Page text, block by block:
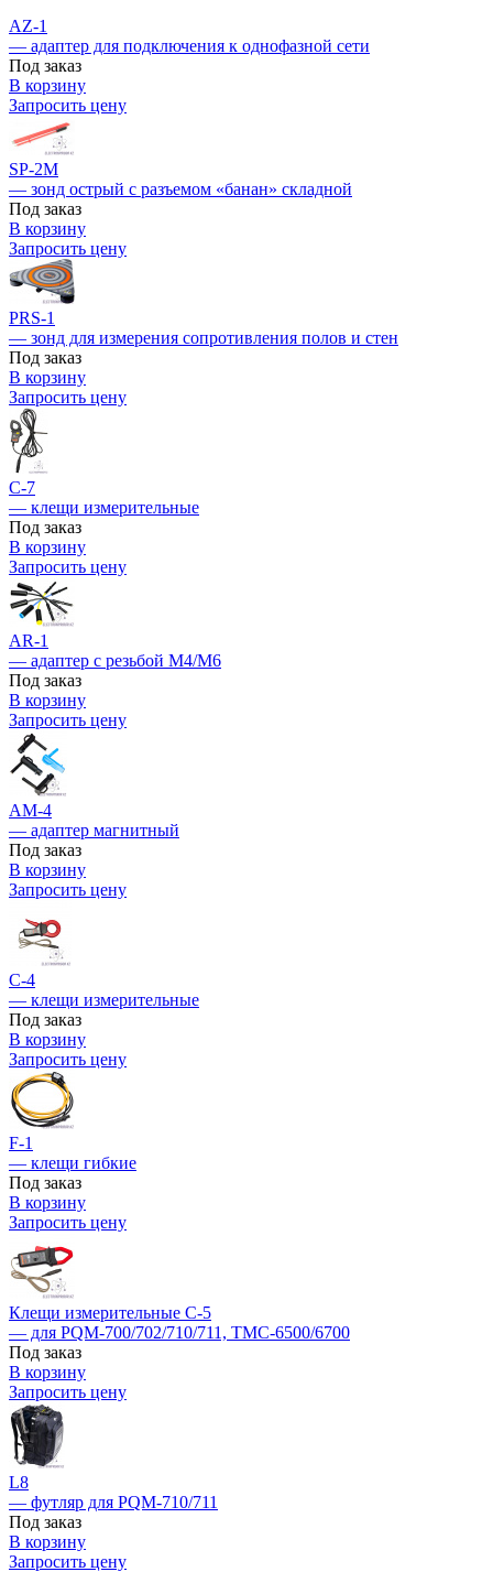
AZ-1
— адаптер для подключения к однофазной сети
Под заказ
В корзину
Запросить цену
SP-2M
— зонд острый с разъемом «банан» складной
Под заказ
В корзину
Запросить цену
PRS-1
— зонд для измерения сопротивления полов и стен
Под заказ
В корзину
Запросить цену
C-7
— клещи измерительные
Под заказ
В корзину
Запросить цену
AR-1
— адаптер с резьбой M4/M6
Под заказ
В корзину
Запросить цену
AM-4
— адаптер магнитный
Под заказ
В корзину
Запросить цену
C-4
— клещи измерительные
Под заказ
В корзину
Запросить цену
F-1
— клещи гибкие
Под заказ
В корзину
Запросить цену
Клещи измерительные С-5
— для PQM-700/702/710/711, ТМС-6500/6700
Под заказ
В корзину
Запросить цену
L8
— футляр для PQM-710/711
Под заказ
В корзину
Запросить цену